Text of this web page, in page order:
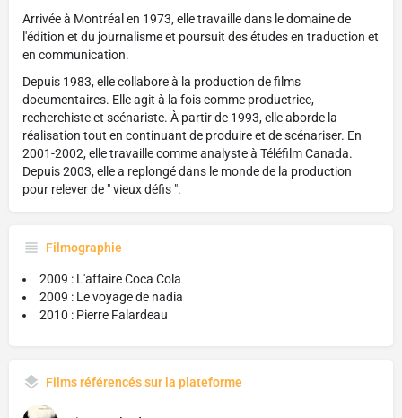
Arrivée à Montréal en 1973, elle travaille dans le domaine de
l'édition et du journalisme et poursuit des études en traduction et
en communication.
Depuis 1983, elle collabore à la production de films
documentaires. Elle agit à la fois comme productrice,
recherchiste et scénariste. À partir de 1993, elle aborde la
réalisation tout en continuant de produire et de scénariser. En
2001-2002, elle travaille comme analyste à Téléfilm Canada.
Depuis 2003, elle a replongé dans le monde de la production
pour relever de " vieux défis ".
Filmographie
2009 : L'affaire Coca Cola
2009 : Le voyage de nadia
2010 : Pierre Falardeau
Films référencés sur la plateforme